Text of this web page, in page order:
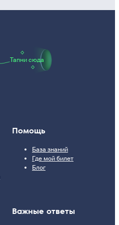
Тапни сюда
Помощь
База знаний
Где мой билет
Блог
Важные ответы